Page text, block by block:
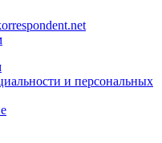
и персональных